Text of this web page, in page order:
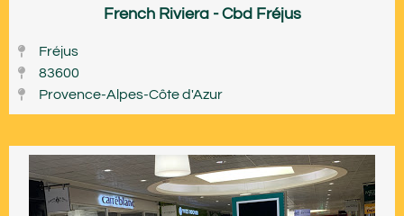
French Riviera - Cbd Fréjus
Fréjus
83600
Provence-Alpes-Côte d'Azur